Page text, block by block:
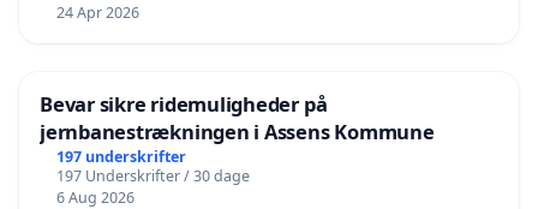
24 Apr 2026
Bevar sikre ridemuligheder på
jernbanestrækningen i Assens Kommune
197 underskrifter
197 Underskrifter / 30 dage
6 Aug 2026